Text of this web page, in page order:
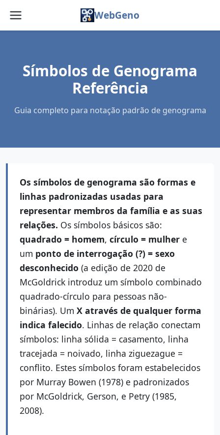
WebGeno
Funcionalidades
Web App
Sobre
Serviços
Símbolos de Genograma
Referência
Guia completo para notação padrão de genograma
Os símbolos de genograma são formas e
linhas padronizadas usadas para
representar membros da família e as suas
relações. Os símbolos básicos são:
quadrado = homem, círculo = mulher e
um ponto de interrogação (?) = sexo
desconhecido (a edição de 2020 de
McGoldrick introduz um símbolo combinado
quadrado-círculo para pessoas não-
binárias). Um X através de qualquer forma
indica falecido. Linhas de relação conectam
símbolos: linha sólida = casamento, linha
tracejada = noivado, linha ziguezague =
conflito. Estes símbolos foram estabelecidos
por Murray Bowen (1978) e padronizados
por McGoldrick, Gerson, e Petry (1985,
2008).